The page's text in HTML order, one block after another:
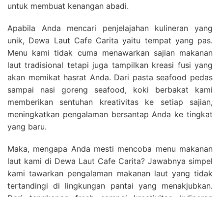
untuk membuat kenangan abadi.
Apabila Anda mencari penjelajahan kulineran yang
unik, Dewa Laut Cafe Carita yaitu tempat yang pas.
Menu kami tidak cuma menawarkan sajian makanan
laut tradisional tetapi juga tampilkan kreasi fusi yang
akan memikat hasrat Anda. Dari pasta seafood pedas
sampai nasi goreng seafood, koki berbakat kami
memberikan sentuhan kreativitas ke setiap sajian,
meningkatkan pengalaman bersantap Anda ke tingkat
yang baru.
Maka, mengapa Anda mesti mencoba menu makanan
laut kami di Dewa Laut Cafe Carita? Jawabnya simpel
kami tawarkan pengalaman makanan laut yang tidak
tertandingi di lingkungan pantai yang menakjubkan.